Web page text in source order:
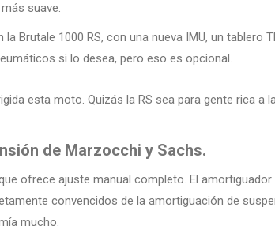
suave.
Brutale 1000 RS, con una nueva IMU, un
si lo desea, pero eso es opcional.
esta moto. Quizás la RS sea para gente rica
de Marzocchi y Sachs.
ofrece ajuste manual completo. El
convencidos de la amortiguación de
mucho.